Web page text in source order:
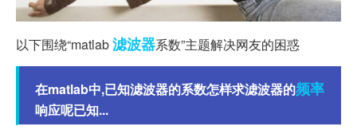
以下围绕“matlab滤波器系数”主题解决网友的困惑
在matlab中,已知滤波器的系数怎样求滤波器的频率
响应呢已知...